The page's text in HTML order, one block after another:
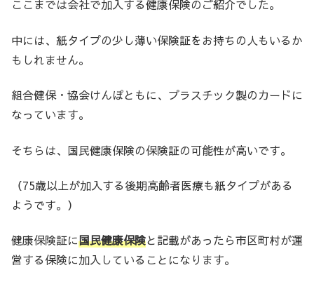
ここまでは会社で加入する健康保険のご紹介でした。
中には、紙タイプの少し薄い保険証をお持ちの人もいるか
もしれません。
組合健保・協会けんぽともに、プラスチック製のカードに
なっています。
そちらは、国民健康保険の保険証の可能性が高いです。
（75歳以上が加入する後期高齢者医療も紙タイプがある
ようです。）
健康保険証に国民健康保険と記載があったら市区町村が運
営する保険に加入していることになります。